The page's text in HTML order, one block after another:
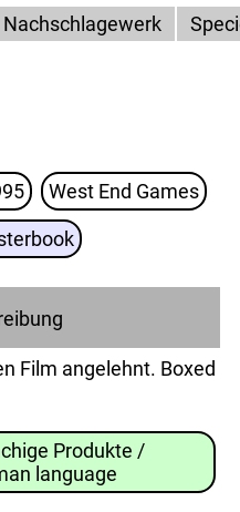
Nachschlagewerk
West End Games
Film angelehnt. Boxed
Produkte /
language